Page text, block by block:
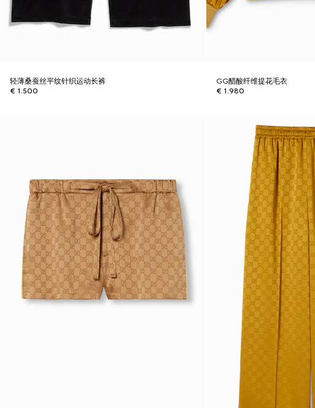
轻薄桑蚕丝平纹针织运动长裤
€ 1.500
GG醋酸纤维提花毛衣
€ 1.980